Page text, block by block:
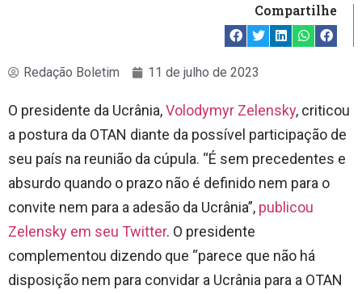
Compartilhe
Redação Boletim 11 de julho de 2023
O presidente da Ucrânia,Volodymyr Zelensky, criticou
a postura da OTAN diante da possível participação de
seu país na reunião da cúpula. “É sem precedentes e
absurdo quando o prazo não é definido nem para o
convite nem para a adesão da Ucrânia”, publicou
Zelensky em seu Twitter. O presidente
complementou dizendo que “parece que não há
disposição nem para convidar a Ucrânia para a OTAN